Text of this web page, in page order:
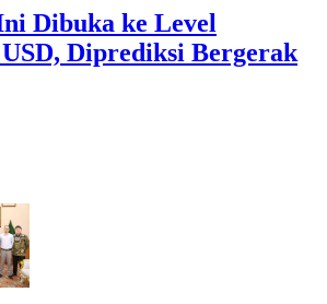
Dibuka ke Level
Diprediksi Bergerak